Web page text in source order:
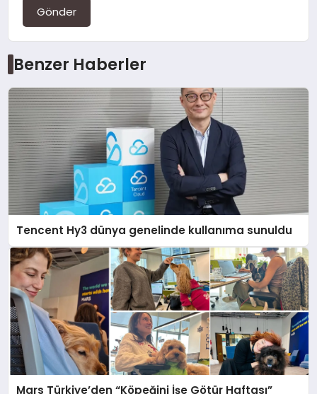
Gönder
Benzer Haberler
Tencent Hy3 dünya genelinde kullanıma sunuldu
Mars Türkiye’den “Köpeğini İşe Götür Haftası”